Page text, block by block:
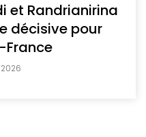
et Randrianirina
décisive pour
France
2026